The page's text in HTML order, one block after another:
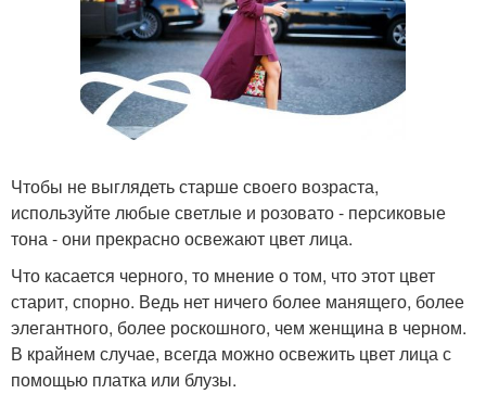
Чтобы не выглядеть старше своего возраста,
используйте любые светлые и розовато - персиковые
тона - они прекрасно освежают цвет лица.
Что касается черного, то мнение о том, что этот цвет
старит, спорно. Ведь нет ничего более манящего, более
элегантного, более роскошного, чем женщина в черном.
В крайнем случае, всегда можно освежить цвет лица с
помощью платка или блузы.